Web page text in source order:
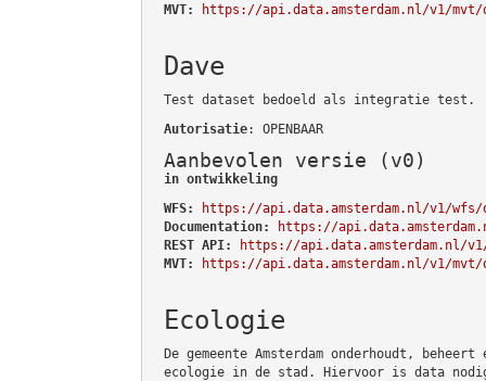
MVT:
https://api.data.amsterdam.nl/v1/mvt/
Dave
Test dataset bedoeld als integratie test.
Autorisatie: OPENBAAR
Aanbevolen versie (v0)
in ontwikkeling
WFS:
https://api.data.amsterdam.nl/v1/wfs/
Documentation:
https://
REST API:
https://api.data.amsterdam.nl/
MVT:
https://api.data.amsterdam.nl/v1/mvt/
Ecologie
De gemeente Amsterdam onderhoudt,
ecologie in de stad. Hiervoor is data